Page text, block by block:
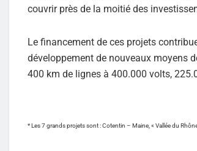
couvrir près de la moitié des
Le financement de ces projets
développement de nouveaux moyens
400 km de lignes à 400.000 volts,
* Les 7 grands projets sont : Cotentin – Maine, « Vallée du